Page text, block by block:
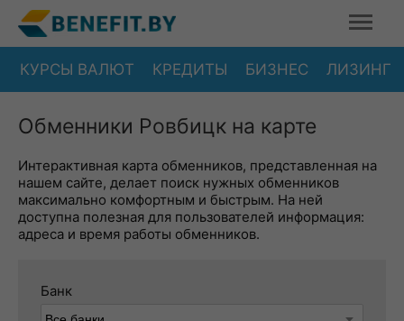
КУРСЫ ВАЛЮТ КРЕДИТЫ БИЗНЕС ЛИЗИНГ
Обменники Ровбицк на карте
Интерактивная карта обменников, представленная на
нашем сайте, делает поиск нужных обменников
максимально комфортным и быстрым. На ней
доступна полезная для пользователей информация:
адреса и время работы обменников.
Банк